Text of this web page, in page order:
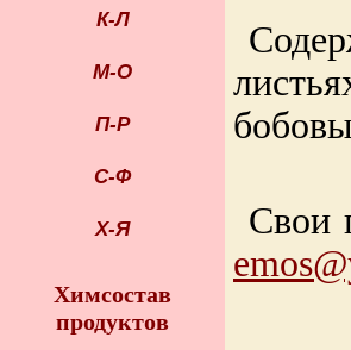
К-Л
М-О
П-Р
С-Ф
Х-Я
Химсостав
продуктов
Свои